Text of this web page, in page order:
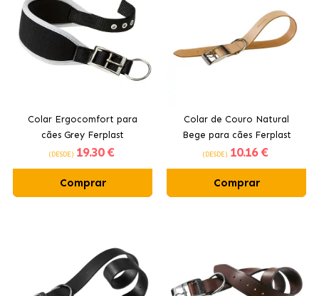
Colar Ergocomfort para
cães Grey Ferplast
(DESDE) 19.30 €
Comprar
Colar de Couro Natural
Bege para cães Ferplast
(DESDE) 10.16 €
Comprar